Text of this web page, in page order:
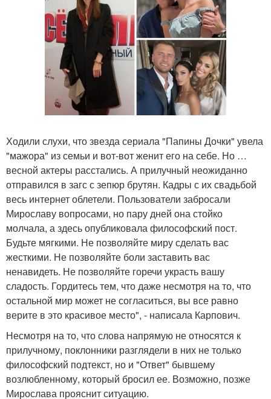
Ходили слухи, что звезда сериала "Папины Дочки" увела
"мажора" из семьи и вот-вот женит его на себе. Но …
весной актеры расстались. А прилучный неожиданно
отправился в загс с зепюр брутян. Кадры с их свадьбой
весь интернет облетели. Пользователи забросали
Мирославу вопросами, но пару дней она стойко
молчала, а здесь опубликовала философский пост.
Будьте мягкими. Не позволяйте миру сделать вас
жесткими. Не позволяйте боли заставить вас
ненавидеть. Не позволяйте горечи украсть вашу
сладость. Гордитесь тем, что даже несмотря на то, что
остальной мир может не согласиться, вы все равно
верите в это красивое место", - написала Карпович.
Несмотря на то, что слова напрямую не относятся к
прилучному, поклонники разглядели в них не только
философский подтекст, но и "Ответ" бывшему
возлюбленному, который бросил ее. Возможно, позже
Мирослава прояснит ситуацию.